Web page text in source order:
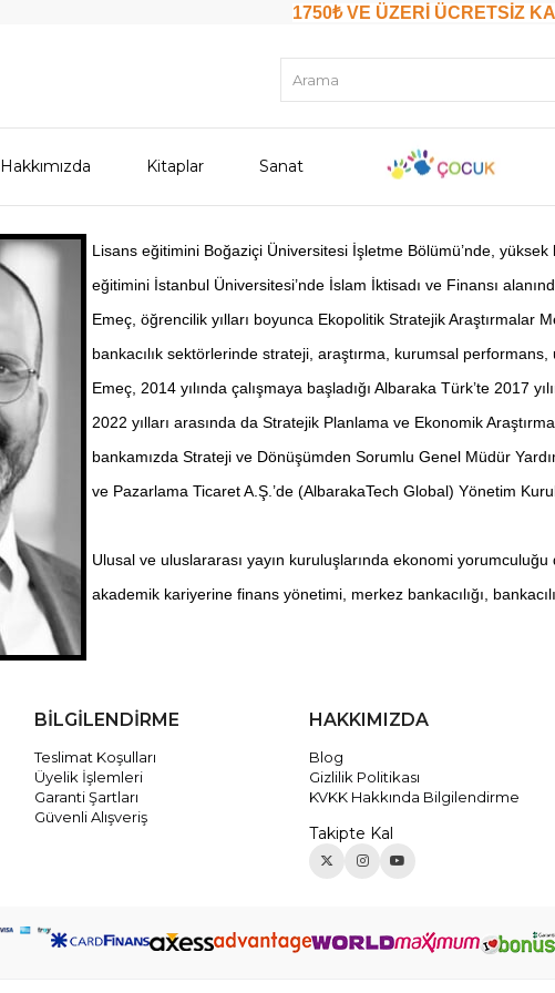
1750₺ VE ÜZERİ ÜCRETSİZ
Hakkımızda Kitaplar Sanat
Lisans eğitimini Boğaziçi Üniversitesi İşletme Bölümü’nde,
eğitimini İstanbul Üniversitesi’nde İslam İktisadı ve Finansı
Emeç, öğrencilik yılları boyunca Ekopolitik Stratejik Araştırmalar
bankacılık sektörlerinde strateji, araştırma, kurumsal
Emeç, 2014 yılında çalışmaya başladığı Albaraka Türk’te 2017
2022 yılları arasında da Stratejik Planlama ve Ekonomik
bankamızda Strateji ve Dönüşümden Sorumlu Genel Müdür
ve Pazarlama Ticaret A.Ş.’de (AlbarakaTech Global) Yönetim
Ulusal ve uluslararası yayın kuruluşlarında ekonomi
akademik kariyerine finans yönetimi, merkez bankacılığı,
BİLGİLENDİRME
Teslimat Koşulları
Üyelik İşlemleri
Garanti Şartları
Güvenli Alışveriş
HAKKIMIZDA
Blog
Gizlilik Politikası
KVKK Hakkında Bilgilendirme
Takipte Kal